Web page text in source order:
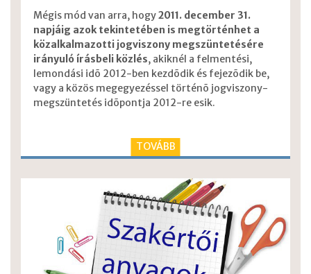
Mégis mód van arra, hogy2011. december 31.
napjáig azok tekintetében is megtörténhet a
közalkalmazotti jogviszony megszüntetésére
irányuló írásbeli közlés, akiknél a felmentési,
lemondási idõ 2012-ben kezdõdik és fejezõdik be,
vagy a közös megegyezéssel történõ jogviszony-
megszüntetés idõpontja 2012-re esik.
TOVÁBB